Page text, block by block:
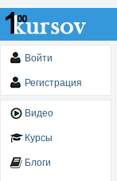
Войти
Регистрация
Видео
Курсы
Блоги